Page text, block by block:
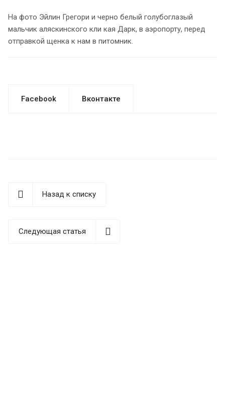
На фото Эйлин Грегори и черно белый голубоглазый
мальчик аляскинского кли кая Дарк, в аэропорту, перед
отправкой щенка к нам в питомник.
Facebook Вконтакте
Назад к списку
Следующая статья